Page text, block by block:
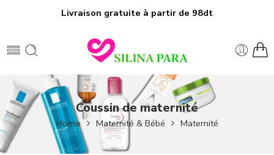
Livraison gratuite à partir de 98dt
Coussin de maternité
Home Maternité & Bébé Maternité